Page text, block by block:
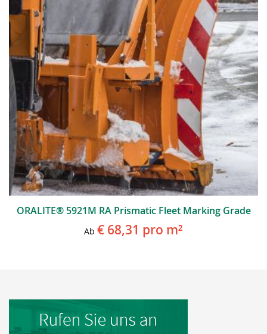
ORALITE® 5921M RA Prismatic Fleet Marking Grade
Ab € 68,31 pro m²